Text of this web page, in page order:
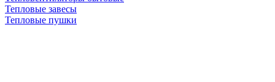
Тепловые завесы
Тепловые пушки